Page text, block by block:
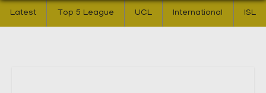
Latest Top 5 League UCL International ISL